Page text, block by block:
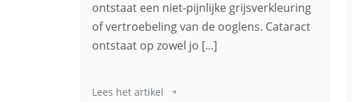
ontstaat een niet-pijnlijke grijsverkleuring
of vertroebeling van de ooglens. Cataract
ontstaat op zowel jo [...]
Lees het artikel